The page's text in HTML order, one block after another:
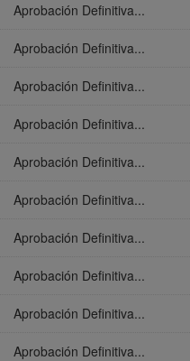
Aprobación Definitiva...
Aprobación Definitiva...
Aprobación Definitiva...
Aprobación Definitiva...
Aprobación Definitiva...
Aprobación Definitiva...
Aprobación Definitiva...
Aprobación Definitiva...
Aprobación Definitiva...
Aprobación Definitiva...